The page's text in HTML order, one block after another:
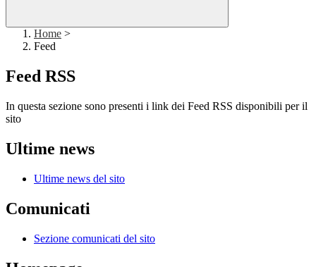
Home >
Feed
Feed RSS
In questa sezione sono presenti i link dei Feed RSS disponibili per il
sito
Ultime news
Ultime news del sito
Comunicati
Sezione comunicati del sito